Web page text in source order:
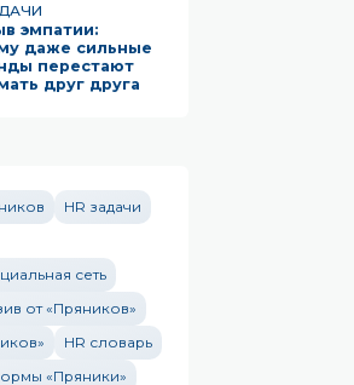
эмпатии:
даже сильные
перестают
друг друга
HR задачи
сеть
от «Пряников»
HR словарь
«Пряники»